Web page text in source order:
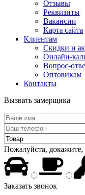
Отзывы
Реквизиты
Вакансии
Карта сайта
Клиентам
Скидки и
Онлайн-
Вопрос-
Оптовикам
Контакты
Вызвать замерщика
Пожалуйста,
Заказать звонок